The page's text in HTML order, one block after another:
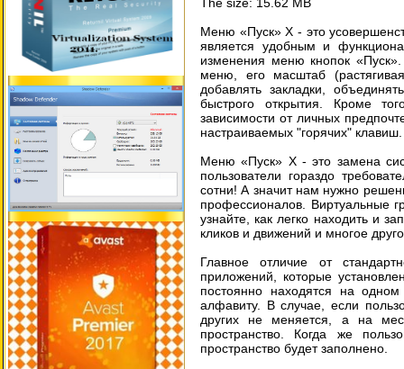
The size: 15.62 MB
Меню «Пуск» X - это
является удобным и
изменения меню кнопок «Пуск».
меню, его масштаб
добавлять закладки,
быстрого открытия. Кроме
зависимости от личных
настраиваемых "горячих" клавиш.
Меню «Пуск» X - это замена
пользователи гораздо
сотни! А значит нам нужно
профессионалов. Виртуальные
узнайте, как легко находить и
кликов и движений и многое
Главное отличие от
приложений, которые
постоянно находятся на
алфавиту. В случае, если
других не меняется, а на
пространство. Когда же
пространство будет заполнено.